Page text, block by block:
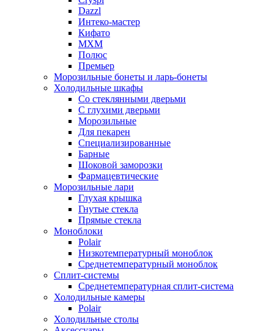
Dazzl
Интеко-мастер
Кифато
МХМ
Полюс
Премьер
Морозильные бонеты и ларь-бонеты
Холодильные шкафы
Со стеклянными дверьми
С глухими дверьми
Морозильные
Для пекарен
Специализированные
Барные
Шоковой заморозки
Фармацевтические
Морозильные лари
Глухая крышка
Гнутые стекла
Прямые стекла
Моноблоки
Polair
Низкотемпературный моноблок
Среднетемпературный моноблок
Сплит-системы
Среднетемпературная сплит-система
Холодильные камеры
Polair
Холодильные столы